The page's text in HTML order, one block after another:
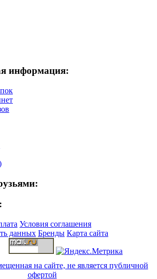
информация:
Условия соглашения
данных Бренды Карта сайта
на сайте, не является публичной
офертой